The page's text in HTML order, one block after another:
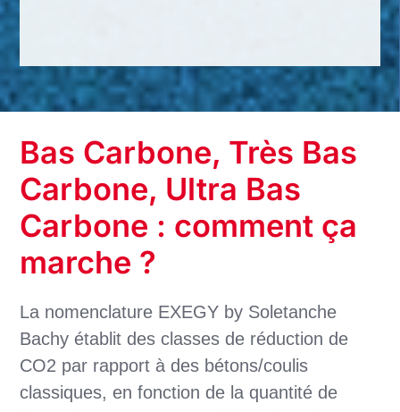
Bas Carbone, Très Bas
Carbone, Ultra Bas
Carbone : comment ça
marche ?
La nomenclature EXEGY by Soletanche
Bachy établit des classes de réduction de
CO2 par rapport à des bétons/coulis
classiques, en fonction de la quantité de